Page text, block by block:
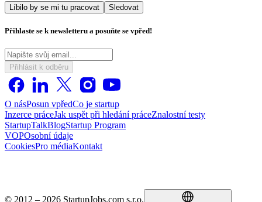
Líbilo by se mi tu pracovat Sledovat
Přihlaste se k newsletteru a posuňte se vpřed!
Přihlásit k odběru
O násPosun vpředCo je startup
Inzerce práceJak uspět při hledání práceZnalostní testy
StartupTalkBlogStartup Program
VOPOsobní údaje
CookiesPro médiaKontakt
© 2012 – 2026 StartupJobs.com s.r.o.